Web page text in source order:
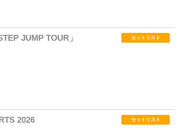
JUMP TOUR」 セットリスト
2026 セットリスト